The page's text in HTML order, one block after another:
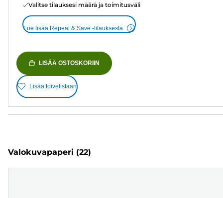
Valitse tilauksesi määrä ja toimitusväli
Lue lisää Repeat & Save -tilauksesta
LISÄÄ OSTOSKORIIN
Lisää toivelistaan
Valokuvapaperi (22)